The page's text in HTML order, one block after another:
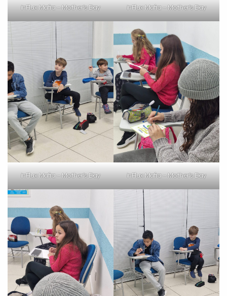
inFlux Mafra – Mother’s Day inFlux Mafra – Mother’s Day
inFlux Mafra – Mother’s Day inFlux Mafra – Mother’s Day
já vamos te colocar em contato
com a:
Você é aluno inFlux?
Sim Não
VOLTAR